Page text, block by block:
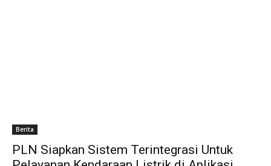
Berita
PLN Siapkan Sistem Terintegrasi Untuk